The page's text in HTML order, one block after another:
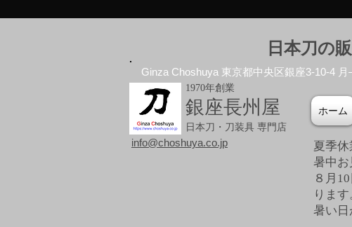
日本刀の
Ginza Choshuya 東京都中央区銀座3-10-4 月
1970年創業
銀座長州屋
日本刀・刀装具 専門店
ホーム
info@choshuya.co.jp
夏季
暑中お
８月
ります
暑い日